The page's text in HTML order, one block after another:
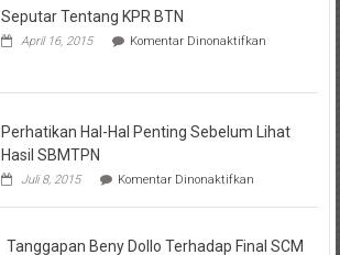
Seputar Tentang KPR BTN
April 16, 2015 Komentar Dinonaktifkanpada
Perhatikan Hal-Hal Penting Sebelum Lihat
Hasil SBMTPN
Juli 8, 2015 Komentar Dinonaktifkanpada
Hal-
Penting
Tanggapan Beny Dollo Terhadap Final SCM